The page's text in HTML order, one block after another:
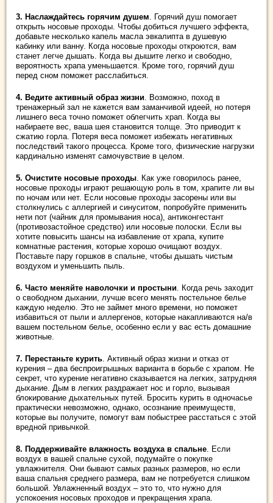
3. Наслаждайтесь горячим душем . Горячий душ помогает
открыть носовые проходы. Чтобы добиться лучшего эффекта,
добавьте несколько капель масла эвкалипта в душевую
кабинку или ванну. Когда носовые проходы откроются, вам
станет легче дышать. Когда вы дышите легко и свободно,
вероятность храпа уменьшается. Кроме того, горячий душ
перед сном поможет расслабиться.
4. Ведите активный образ жизни . Возможно, поход в
тренажерный зал не кажется вам заманчивой идеей, но потеря
лишнего веса точно поможет облегчить храп. Когда вы
набираете вес, ваша шея становится толще. Это приводит к
сжатию горла. Потеря веса поможет избежать негативных
последствий такого процесса. Кроме того, физические нагрузки
кардинально изменят самочувствие в целом.
5. Очистите носовые проходы . Как уже говорилось ранее,
носовые проходы играют решающую роль в том, храпите ли вы
по ночам или нет. Если носовые проходы засорены или вы
столкнулись с аллергией и синуситом, попробуйте применить
нети пот (чайник для промывания носа), антиконгестант
(противозастойное средство) или носовые полоски. Если вы
хотите повысить шансы на избавление от храпа, купите
комнатные растения, которые хорошо очищают воздух.
Поставьте пару горшков в спальне, чтобы дышать чистым
воздухом и уменьшить пыль.
6. Часто меняйте наволочки и простыни . Когда речь заходит
о свободном дыхании, лучше всего менять постельное белье
каждую неделю. Это не займет много времени, но поможет
избавиться от пыли и аллергенов, которые накапливаются на/в
вашем постельном белье, особенно если у вас есть домашние
животные.
7. Перестаньте курить . Активный образ жизни и отказ от
курения – два беспроигрышных варианта в борьбе с храпом. Не
секрет, что курение негативно сказывается на легких, затрудняя
дыхание. Дым в легких раздражает нос и горло, вызывая
блокирование дыхательных путей. Бросить курить в одночасье
практически невозможно, однако, осознание преимуществ,
которые вы получите, помогут вам побыстрее расстаться с этой
вредной привычкой.
8. Поддерживайте влажность воздуха в спальне . Если
воздух в вашей спальне сухой, подумайте о покупке
увлажнителя. Они бывают самых разных размеров, но если
ваша спальня среднего размера, вам не потребуется слишком
большой. Увлажненный воздух – это то, что нужно для
успокоения носовых проходов и прекращения храпа.